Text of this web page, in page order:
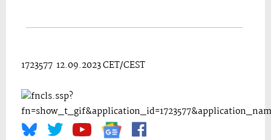
1723577 12.09.2023 CET/CEST